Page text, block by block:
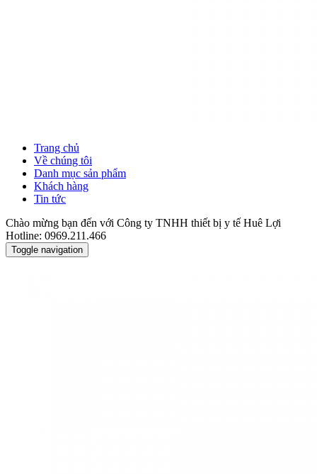
Trang chủ
Về chúng tôi
Danh mục sản phẩm
Khách hàng
Tin tức
Chào mừng bạn đến với Công ty TNHH thiết bị y tế Huê Lợi
Hotline: 0969.211.466
Toggle navigation